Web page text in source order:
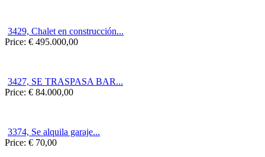
3429, Chalet en construcción...
Price: € 495.000,00
3427, SE TRASPASA BAR...
Price: € 84.000,00
3374, Se alquila garaje...
Price: € 70,00